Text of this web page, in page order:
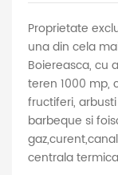
Proprietate
una din cela
Boiereasca, cu
teren 1000 mp,
fructiferi,
barbeque si
centrala